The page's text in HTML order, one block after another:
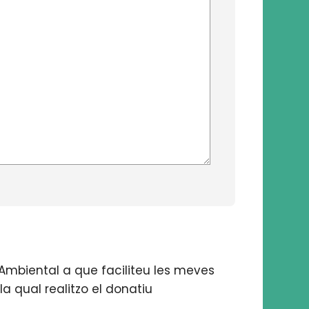
a que faciliteu les meves
qual realitzo el donatiu